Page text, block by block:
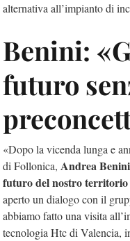
alternativa all’impianto di
Benini:
futuro
«Dopo la vicenda lunga e
di Follonica, Andrea Benini
futuro del nostro territorio
aperto un dialogo con il
abbiamo fatto una visita
tecnologia Htc di Valencia,